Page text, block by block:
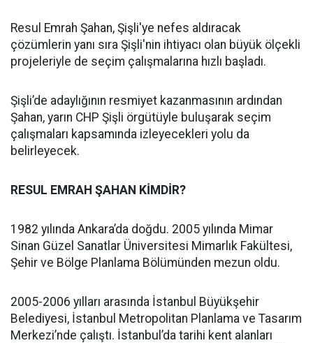
Resul Emrah Şahan, Şişli'ye nefes aldıracak
çözümlerin yanı sıra Şişli'nin ihtiyacı olan büyük ölçekli
projeleriyle de seçim çalışmalarına hızlı başladı.
Şişli’de adaylığının resmiyet kazanmasının ardından
Şahan, yarın CHP Şişli örgütüyle buluşarak seçim
çalışmaları kapsamında izleyecekleri yolu da
belirleyecek.
RESUL EMRAH ŞAHAN KİMDİR?
1982 yılında Ankara’da doğdu. 2005 yılında Mimar
Sinan Güzel Sanatlar Üniversitesi Mimarlık Fakültesi,
Şehir ve Bölge Planlama Bölümünden mezun oldu.
2005-2006 yılları arasında İstanbul Büyükşehir
Belediyesi, İstanbul Metropolitan Planlama ve Tasarım
Merkezi’nde çalıştı. İstanbul’da tarihi kent alanları